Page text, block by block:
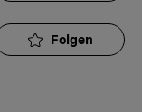
Folgen